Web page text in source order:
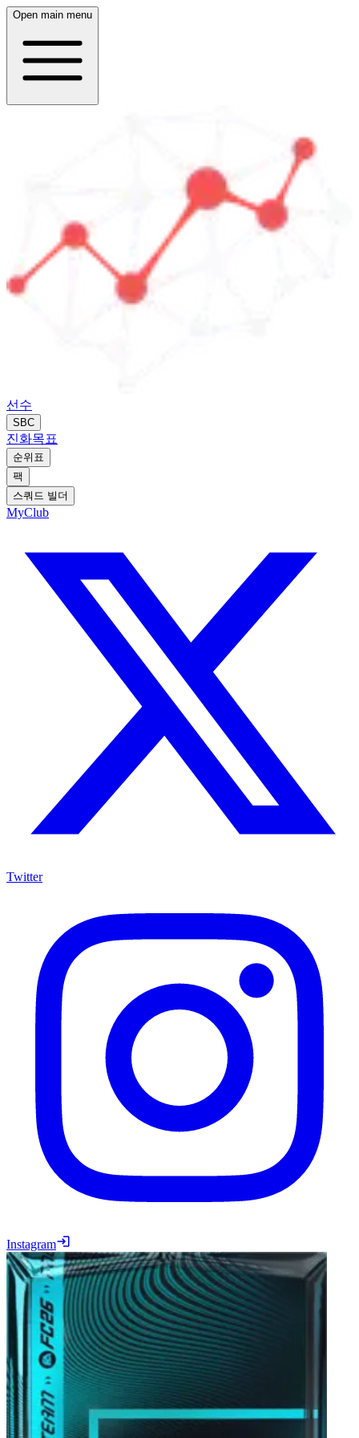
Open main menu
선수
SBC
진화목표
순위표
팩
스쿼드 빌더
MyClub
Twitter
Instagram